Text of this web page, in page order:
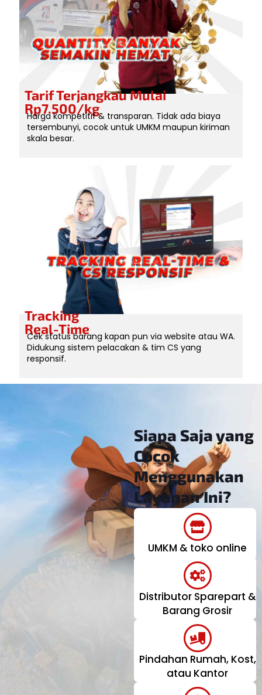
Tarif Terjangkau Mulai
Rp7.500/kg
Harga kompetitif & transparan. Tidak ada biaya
tersembunyi, cocok untuk UMKM maupun kiriman
skala besar.
Tracking
Real-Time
Cek status barang kapan pun via website atau WA.
Didukung sistem pelacakan & tim CS yang
responsif.
Siapa Saja yang
Cocok
Menggunakan
Layanan Ini?
UMKM & toko online
Distributor Sparepart &
Barang Grosir
Pindahan Rumah, Kost,
atau Kantor